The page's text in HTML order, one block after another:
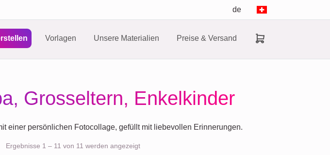
de
Vorlagen Unsere Materialien Preise & Versand
Grosseltern, Enkelkinder
einer persönlichen Fotocollage, gefüllt mit liebevollen Erinnerungen.
Ergebnisse 1 – 11 von 11 werden angezeigt